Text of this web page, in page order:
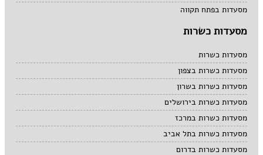
מסעדות בפתח תקווה
מסעדות כשרות
מסעדות כשרות
מסעדות כשרות בצפון
מסעדות כשרות בשרון
מסעדות כשרות בירושלים
מסעדות כשרות במרכז
מסעדות כשרות בתל אביב
מסעדות כשרות בדרום